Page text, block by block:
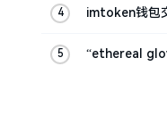
imtoken钱包
“ethereal